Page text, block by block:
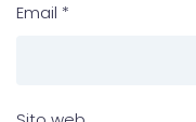
Email *